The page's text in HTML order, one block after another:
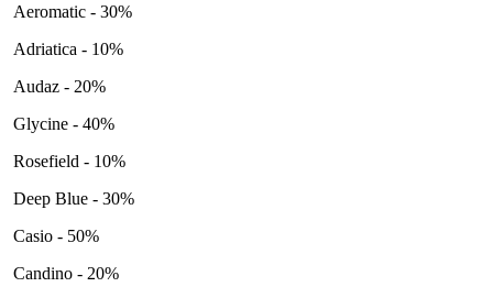
Aeromatic - 30%
Adriatica - 10%
Audaz - 20%
Glycine - 40%
Rosefield - 10%
Deep Blue - 30%
Casio - 50%
Candino - 20%